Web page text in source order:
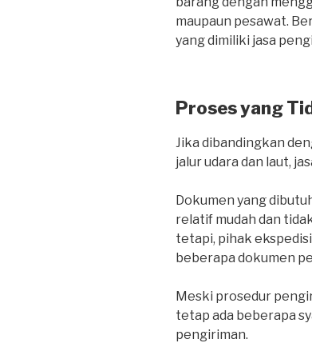
maupaun pesawat.
yang dimiliki jasa
Proses yang
Jika dibandingkan
jalur udara dan laut,
Dokumen yang
relatif mudah dan
tetapi, pihak
beberapa dokumen
Meski prosedur
tetap ada beberapa
pengiriman.